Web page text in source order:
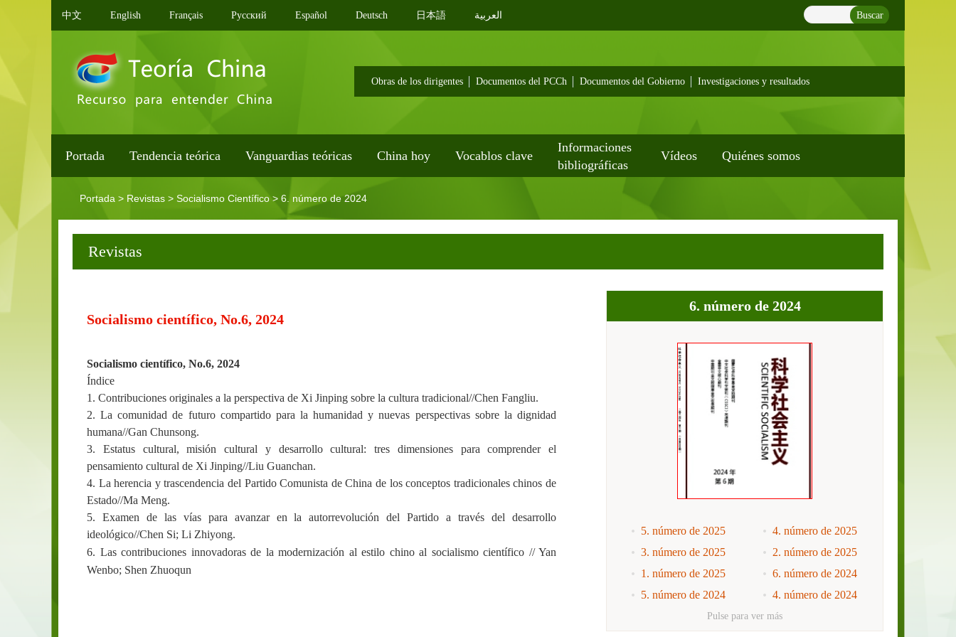
中文 English Français Pусский Español Deutsch 日本語 العربية Buscar
Obras de los dirigentes Documentos del PCCh Documentos del Gobierno Investigaciones y resultados
Portada Tendencia teórica Vanguardias teóricas China hoy Vocablos clave
Informaciones
bibliográficas
Vídeos Quiénes somos
Portada > Revistas > Socialismo Científico > 6. número de 2024
Revistas
Socialismo científico, No.6, 2024
Socialismo científico, No.6, 2024
Índice
1. Contribuciones originales a la perspectiva de Xi Jinping sobre la cultura tradicional//Chen Fangliu.
2. La comunidad de futuro compartido para la humanidad y nuevas perspectivas sobre la dignidad
humana//Gan Chunsong.
3. Estatus cultural, misión cultural y desarrollo cultural: tres dimensiones para comprender el
pensamiento cultural de Xi Jinping//Liu Guanchan.
4. La herencia y trascendencia del Partido Comunista de China de los conceptos tradicionales chinos de
Estado//Ma Meng.
5. Examen de las vías para avanzar en la autorrevolución del Partido a través del desarrollo
ideológico//Chen Si; Li Zhiyong.
6. Las contribuciones innovadoras de la modernización al estilo chino al socialismo científico // Yan
Wenbo; Shen Zhuoqun
6. número de 2024
5. número de 2025
4. número de 2025
3. número de 2025
2. número de 2025
1. número de 2025
6. número de 2024
5. número de 2024
4. número de 2024
3. número de 2024
2. número de 2024
Pulse para ver más